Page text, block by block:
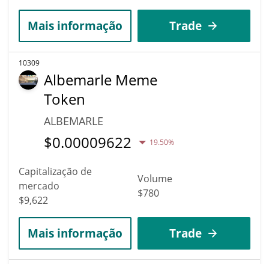
Mais informação Trade
10309
Albemarle Meme
Token
ALBEMARLE
$0.00009622 19.50%
Capitalização de
mercado
$9,622
Volume
$780
Mais informação Trade